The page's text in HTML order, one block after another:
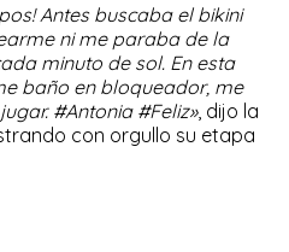
Antes buscaba el bikini
ni me paraba de la
minuto de sol. En esta
baño en bloqueador, me
#Antonia #Feliz», dijo la
con orgullo su etapa